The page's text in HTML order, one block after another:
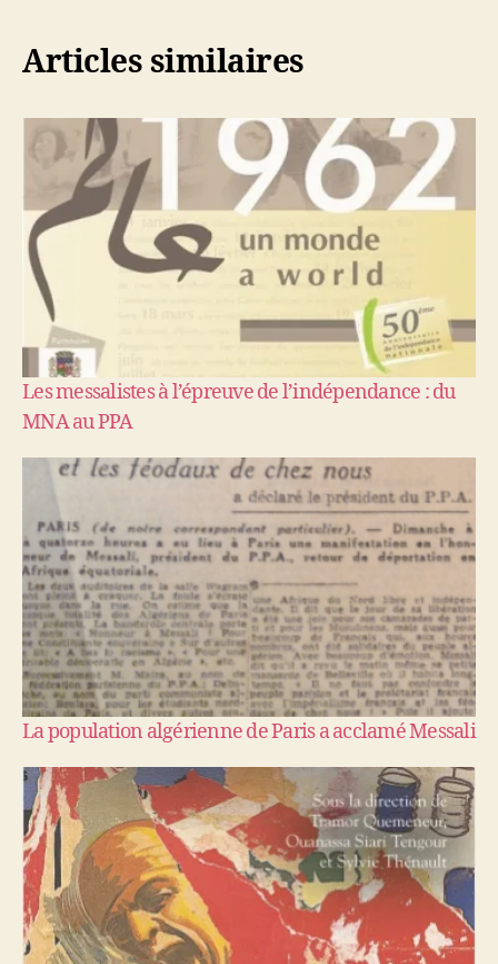
Articles similaires
Les messalistes à l’épreuve de l’indépendance : du
MNA au PPA
La population algérienne de Paris a acclamé Messali